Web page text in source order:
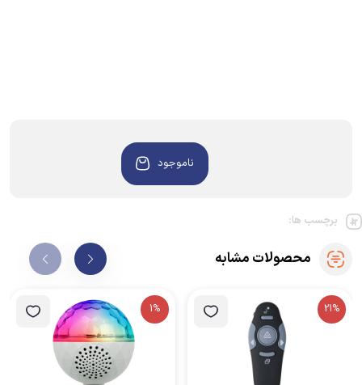
ناموجود
برچسب ها:
محصولات مشابه
21%
1%